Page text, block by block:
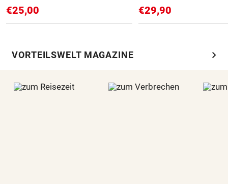
€25,00 €29,90
VORTEILSWELT MAGAZINE chevron_right